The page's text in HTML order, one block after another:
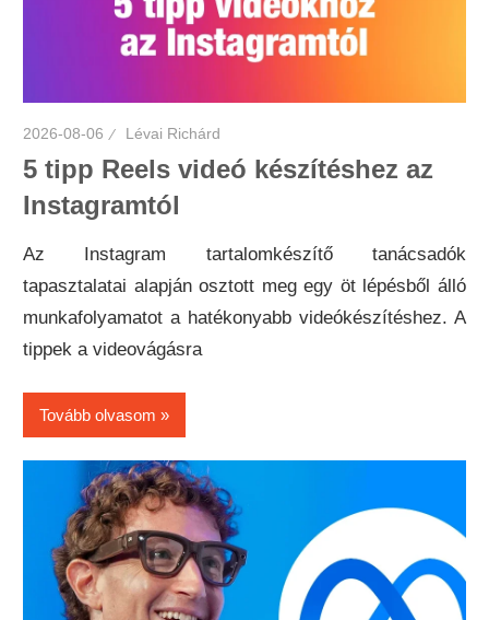
2026-08-06 Lévai Richárd
5 tipp Reels videó készítéshez az
Instagramtól
Az Instagram tartalomkészítő tanácsadók
tapasztalatai alapján osztott meg egy öt lépésből álló
munkafolyamatot a hatékonyabb videókészítéshez. A
tippek a videovágásra
Tovább olvasom